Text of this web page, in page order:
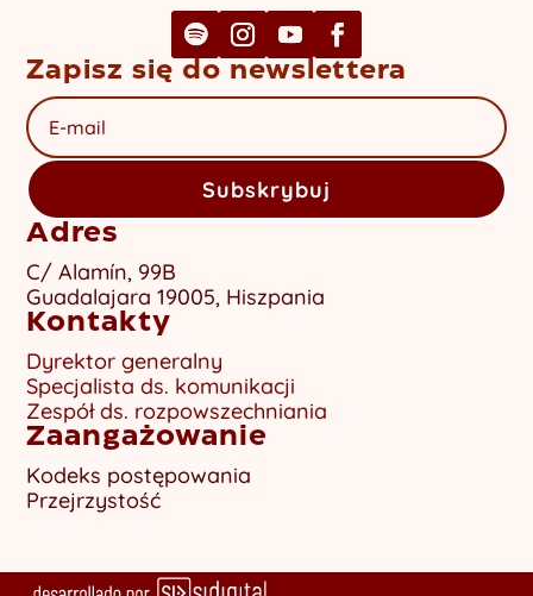
Zapisz się do newslettera
Subskrybuj
Adres
C/ Alamín, 99B
Guadalajara 19005, Hiszpania
Kontakty
Dyrektor generalny
Specjalista ds. komunikacji
Zespół ds. rozpowszechniania
Zaangażowanie
Kodeks postępowania
Przejrzystość